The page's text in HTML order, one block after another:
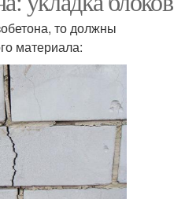
то должны
материала: